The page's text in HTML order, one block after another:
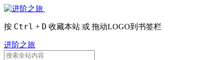
按 Ctrl + D 收藏本站 或 拖动LOGO到书签栏
进阶之旅